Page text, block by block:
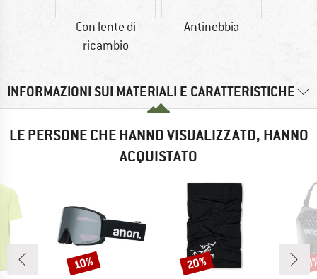
Con lente di
ricambio
Antinebbia
INFORMAZIONI SUI MATERIALI E CARATTERISTICHE
LE PERSONE CHE HANNO VISUALIZZATO, HANNO
ACQUISTATO
Sconto
10% Sconto
20%